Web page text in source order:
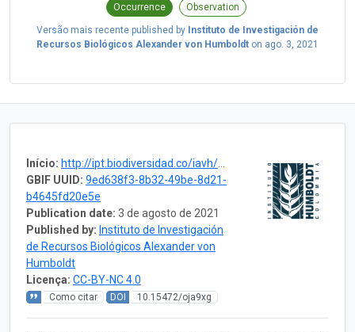
Occurrence Observation
Versão mais recente published by Instituto de Investigación de
Recursos Biológicos Alexander von Humboldt on ago. 3, 2021
Início: http://ipt.biodiversidad.co/iavh/resource.do?r=rrbb_palma_tochecito_2017_2
GBIF UUID: 9ed638f3-8b32-49be-8d21-
b4645fd20e5e
Publication date: 3 de agosto de 2021
Published by: Instituto de Investigación
de Recursos Biológicos Alexander von
Humboldt
Licença: CC-BY-NC 4.0
Como citar DOI 10.15472/oja9xg